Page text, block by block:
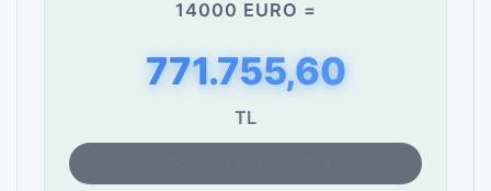
14000 EURO =
771.755,60
TL